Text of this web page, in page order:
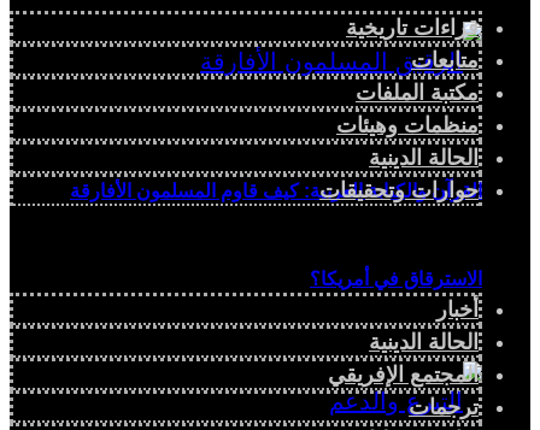
القرآن والكتابة العربية: كيف قاوم المسلمون الأفارقة
الاسترقاق في أمريكا؟
قراءات تاريخية
متابعات
مكتبة الملفات
منظمات وهيئات
الحالة الدينية
حوارات وتحقيقات
أخبار
الحالة الدينية
المجتمع الإفريقي
ترجمات